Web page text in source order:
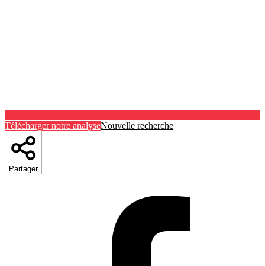
Télécharger notre analyseNouvelle recherche
Partager